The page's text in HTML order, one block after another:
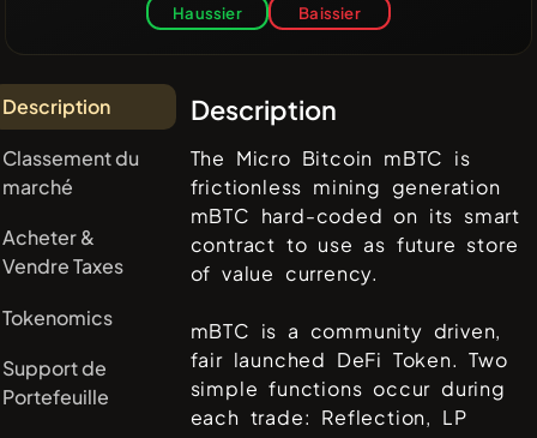
Haussier Baissier
Description
Classement du
marché
Acheter &
Vendre Taxes
Tokenomics
Support de
Portefeuille
Description
The Micro Bitcoin mBTC is
frictionless mining generation
mBTC hard-coded on its smart
contract to use as future store
of value currency.
mBTC is a community driven,
fair launched DeFi Token. Two
simple functions occur during
each trade: Reflection, LP